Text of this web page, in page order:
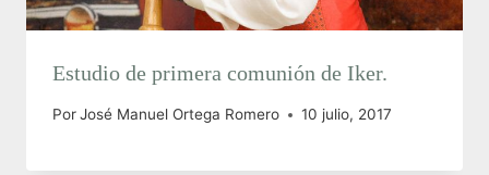
Estudio de primera comunión de Iker.
PorJosé Manuel Ortega Romero 10 julio, 2017